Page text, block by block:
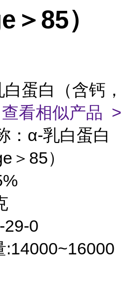
＞85）
蛋白（含钙，
查看相似产品 >
：α-乳白蛋白
＞85）
29-0
:14000~16000